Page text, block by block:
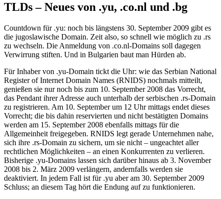
TLDs – Neues von .yu, .co.nl und .bg
Countdown für .yu: noch bis längstens 30. September 2009 gibt es
die jugoslawische Domain. Zeit also, so schnell wie möglich zu .rs
zu wechseln. Die Anmeldung von .co.nl-Domains soll dagegen
Verwirrung stiften. Und in Bulgarien baut man Hürden ab.
Für Inhaber von .yu-Domain tickt die Uhr: wie das Serbian National
Register of Internet Domain Names (RNIDS) nochmals mitteilt,
genießen sie nur noch bis zum 10. September 2008 das Vorrecht,
das Pendant ihrer Adresse auch unterhalb der serbischen .rs-Domain
zu registrieren. Am 10. September um 12 Uhr mittags endet dieses
Vorrecht; die bis dahin reservierten und nicht bestätigten Domains
werden am 15. September 2008 ebenfalls mittags für die
Allgemeinheit freigegeben. RNIDS legt gerade Unternehmen nahe,
sich ihre .rs-Domain zu sichern, um sie nicht – ungeachtet aller
rechtlichen Möglichkeiten – an einen Konkurrenten zu verlieren.
Bisherige .yu-Domains lassen sich darüber hinaus ab 3. November
2008 bis 2. März 2009 verlängern, andernfalls werden sie
deaktiviert. In jedem Fall ist für .yu aber am 30. September 2009
Schluss; an diesem Tag hört die Endung auf zu funktionieren.